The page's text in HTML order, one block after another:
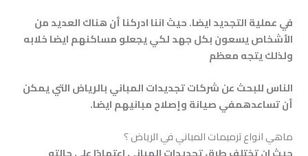
في عملية التجديد ايضا.حيث اننا ادركنا أن هناك العديد من
الأشخاص يسعون بكل جهد لكي يجعلو مساكنهم ايضا خلابه
ولذلك يتجه معظم
الناس للبحث عن شركات تجديدات المباني بالرياض التي يمكن
أن تساعدهمفي صيانة وإصلاح مبانيهم ايضا.
ماهي انواع ترميمات المباني في الرياض ؟